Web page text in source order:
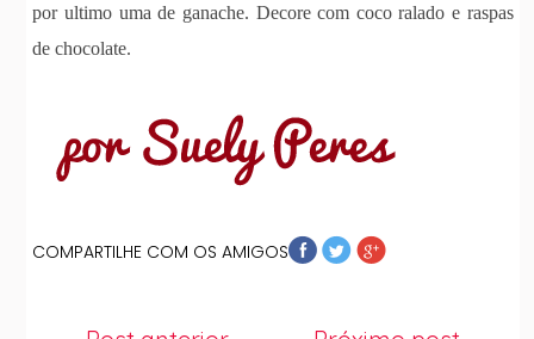
por ultimo uma de ganache. Decore com coco ralado e raspas
de chocolate.
COMPARTILHE COM OS AMIGOS